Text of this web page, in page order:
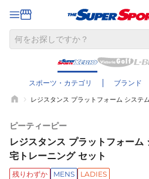
スポーツ・カテゴリ ブランド
レジスタンス プラットフォーム システ
ピーティーピー
レジスタンス プラットフォー
宅トレーニング セット
残りわずか MENS LADIES